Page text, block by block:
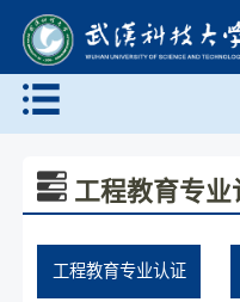
工程教育专业
工程教育专业认证